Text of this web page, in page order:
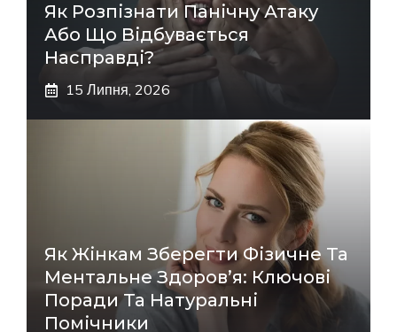
Як Розпізнати Панічну Атаку
Або Що Відбувається
Насправді?
15 Липня, 2026
Як Жінкам Зберегти Фізичне Та
Ментальне Здоров’я: Ключові
Поради Та Натуральні
Помічники